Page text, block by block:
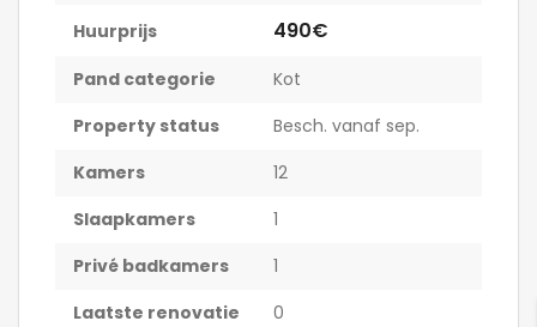
Huurprijs 490€
Pand categorie
Kot
Property status
Besch. vanaf sep.
Kamers
12
Slaapkamers
1
Privé badkamers
1
Laatste renovatie
0